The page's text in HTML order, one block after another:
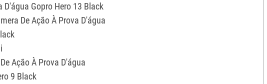
D'água Gopro Hero 13 Black
De Ação À Prova D'água
Ação À Prova D'água
9 Black